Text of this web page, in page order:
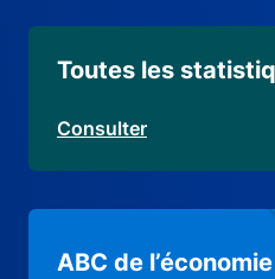
Toutes les
Consulter
ABC de l’économie